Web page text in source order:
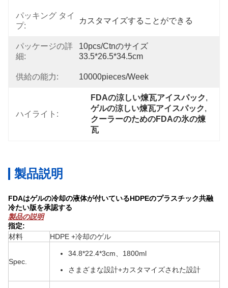
パッキング タイ
プ:
カスタマイズすることができる
パッケージの詳
細:
10pcs/ctnのサイズ
33.5*26.5*34.5cm
供給の能力: 10000pieces/week
ハイライト:
FDAの涼しい煉瓦アイスパック,
ゲルの涼しい煉瓦アイスパック,
クーラーのためのFDAの氷の煉
瓦
製品説明
FDAはゲルの冷却の液体が付いているHDPEのプラスチック共融
冷たい版を承認する
製品の説明
指定:
材料
HDPE +冷却のゲル
Spec.
34.8*22.4*3cm、1800ml
さまざまな設計+カスタマイズされた設計